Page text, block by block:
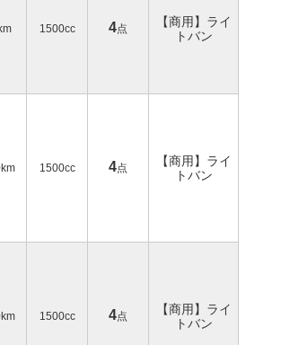
1500cc 4点
【商用】ライ
トバン
1500cc 4点
【商用】ライ
トバン
1500cc 4点
【商用】ライ
トバン